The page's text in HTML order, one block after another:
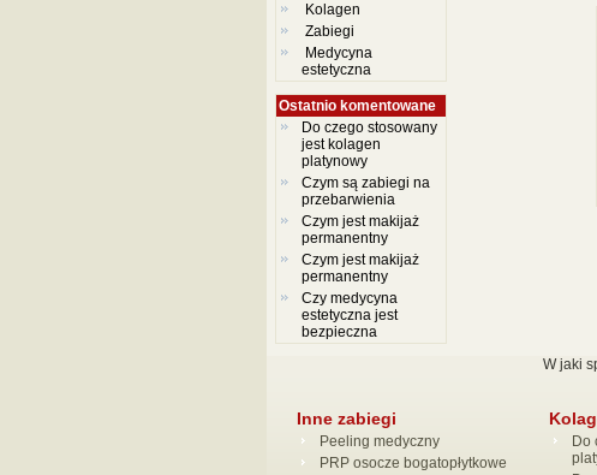
Kolagen
Zabiegi
Medycyna
estetyczna
Ostatnio komentowane
Do czego stosowany
jest kolagen
platynowy
Czym są zabiegi na
przebarwienia
Czym jest makijaż
permanentny
Czym jest makijaż
permanentny
Czy medycyna
estetyczna jest
bezpieczna
W jaki
Inne zabiegi
Peeling medyczny
PRP osocze bogatopłytkowe
Do